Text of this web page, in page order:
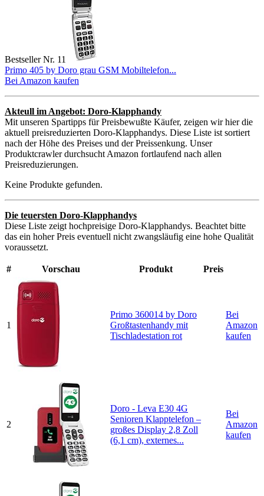
Bestseller Nr. 11
Primo 405 by Doro grau GSM Mobiltelefon...
Bei Amazon kaufen
Akteull im Angebot: Doro-Klapphandy
Mit unseren Spartipps für Preisbewußte Käufer, zeigen wir hier die
aktuell preisreduzierten Doro-Klapphandys. Diese Liste ist sortiert
nach der Höhe des Preises und der Preissenkung. Unser
Produktcrawler durchsucht Amazon fortlaufend nach allen
Preisreduzierungen.
Keine Produkte gefunden.
Die teuersten Doro-Klapphandys
Diese Liste zeigt hochpreisige Doro-Klapphandys. Beachtet bitte
das ein hoher Preis eventuell nicht zwangsläufig eine hohe Qualität
voraussetzt.
# Vorschau Produkt Preis
1
Primo 360014 by Doro
Großtastenhandy mit
Tischladestation rot
Bei
Amazon
kaufen
2
Doro - Leva E30 4G
Senioren Klapptelefon –
großes Display 2,8 Zoll
(6,1 cm), externes...
Bei
Amazon
kaufen